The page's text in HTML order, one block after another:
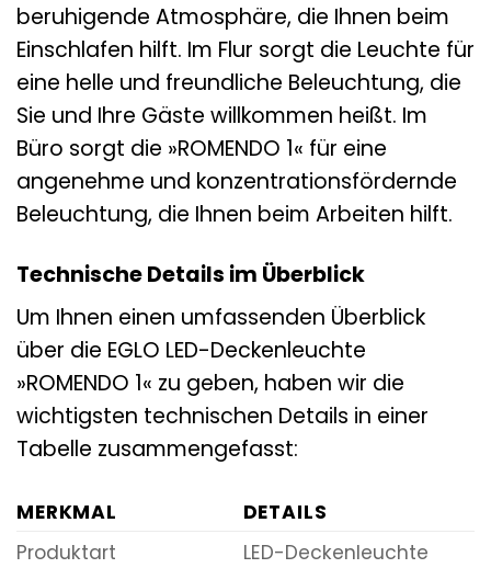
beruhigende Atmosphäre, die Ihnen beim
Einschlafen hilft. Im Flur sorgt die Leuchte für
eine helle und freundliche Beleuchtung, die
Sie und Ihre Gäste willkommen heißt. Im
Büro sorgt die »ROMENDO 1« für eine
angenehme und konzentrationsfördernde
Beleuchtung, die Ihnen beim Arbeiten hilft.
Technische Details im Überblick
Um Ihnen einen umfassenden Überblick
über die EGLO LED-Deckenleuchte
»ROMENDO 1« zu geben, haben wir die
wichtigsten technischen Details in einer
Tabelle zusammengefasst:
MERKMAL
DETAILS
Produktart
LED-Deckenleuchte